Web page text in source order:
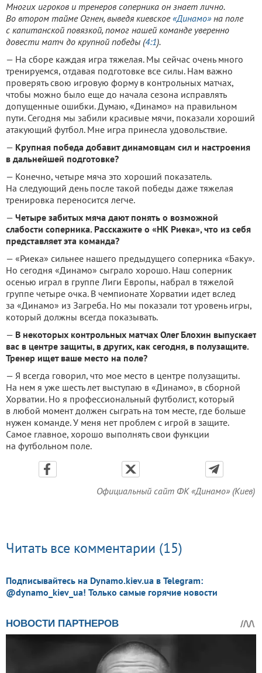
Многих игроков и тренеров соперника он знает лично.
Во втором тайме Огнен, выведя киевское«Динамо»на поле
с капитанской повязкой, помог нашей команде уверенно
довести матч до крупной победы (4:1).
— На сборе каждая игра тяжелая. Мы сейчас очень много
тренируемся, отдавая подготовке все силы. Нам важно
проверять свою игровую форму в контрольных матчах,
чтобы можно было еще до начала сезона исправлять
допущенные ошибки. Думаю, «Динамо» на правильном
пути. Сегодня мы забили красивые мячи, показали хороший
атакующий футбол. Мне игра принесла удовольствие.
— Крупная победа добавит динамовцам сил и настроения
в дальнейшей подготовке?
— Конечно, четыре мяча это хороший показатель.
На следующий день после такой победы даже тяжелая
тренировка переносится легче.
— Четыре забитых мяча дают понять о возможной
слабости соперника. Расскажите о «НК Риека», что из себя
представляет эта команда?
— «Риека» сильнее нашего предыдущего соперника «Баку».
Но сегодня «Динамо» сыграло хорошо. Наш соперник
осенью играл в группе Лиги Европы, набрал в тяжелой
группе четыре очка. В чемпионате Хорватии идет вслед
за «Динамо» из Загреба. Но мы показали тот уровень игры,
который должны всегда показывать.
— В некоторых контрольных матчах Олег Блохин выпускает
вас в центре защиты, в других, как сегодня, в полузащите.
Тренер ищет ваше место на поле?
— Я всегда говорил, что мое место в центре полузащиты.
На нем я уже шесть лет выступаю в «Динамо», в сборной
Хорватии. Но я профессиональный футболист, который
в любой момент должен сыграть на том месте, где больше
нужен команде. У меня нет проблем с игрой в защите.
Самое главное, хорошо выполнять свои функции
на футбольном поле.
Официальный сайт ФК «Динамо» (Киев)
Читать все комментарии (15)
Подписывайтесь на Dynamo.kiev.ua в Telegram:
@dynamo_kiev_ua! Только самые горячие новости